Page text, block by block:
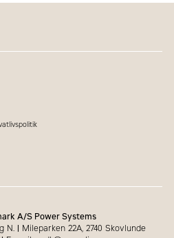
A/S Power Systems
N.
Mileparken 22A, 2740 Skovlunde